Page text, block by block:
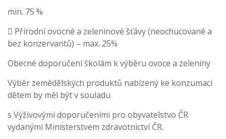
min. 75 %
 Přírodní ovocné a zeleninové šťávy (neochucované a
bez konzervantů) – max. 25%
Obecné doporučení školám k výběru ovoce a zeleniny
Výběr zemědělských produktů nabízený ke konzumaci
dětem by měl být v souladu
s Výživovými doporučeními pro obyvatelstvo ČR
vydanými Ministerstvem zdravotnictví ČR.